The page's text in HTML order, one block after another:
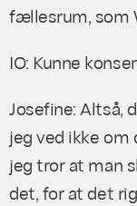
fællesrum, som
IO: Kunne
Josefine: Altså,
jeg ved ikke om
jeg tror at man
det, for at det